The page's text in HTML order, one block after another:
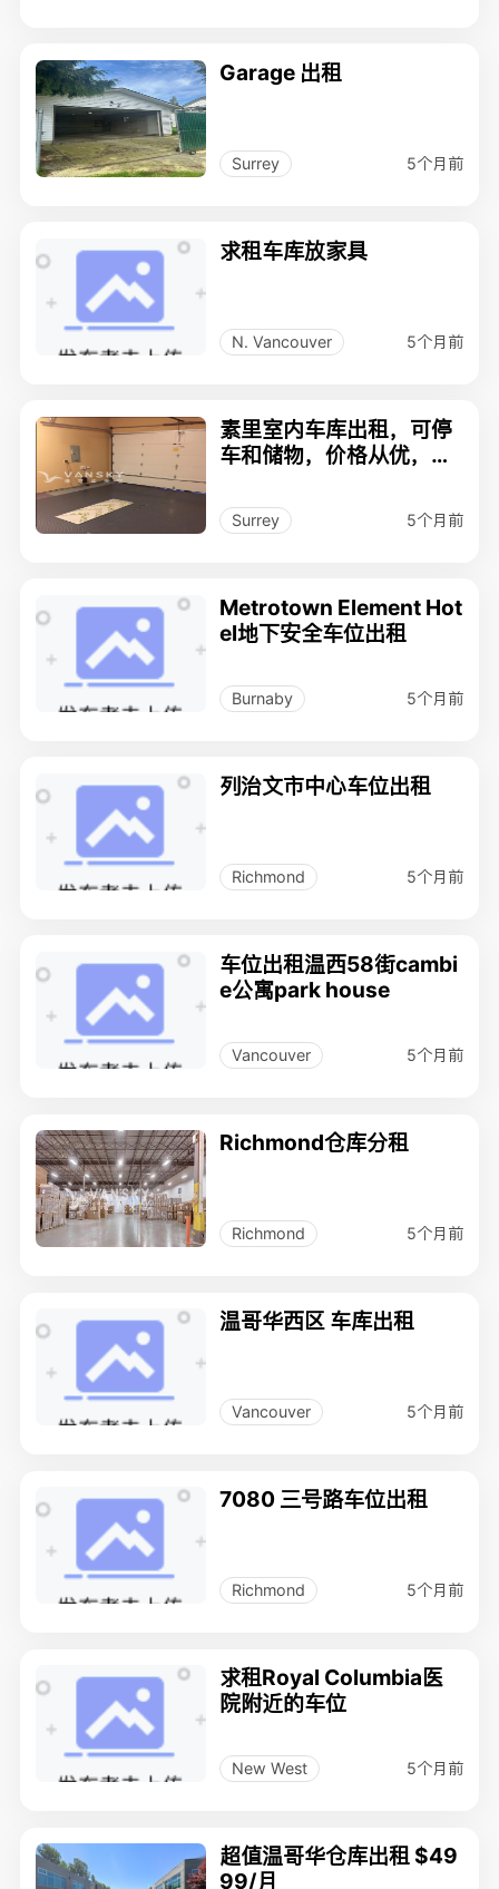
Garage 出租
Surrey 5个月前
求租车库放家具
N. Vancouver 5个月前
素里室内车库出租，可停
车和储物，价格从优，有
948
Surrey 5个月前
Metrotown Element Hot
el地下安全车位出租
Burnaby 5个月前
列治文市中心车位出租
Richmond 5个月前
车位出租温西58街cambi
e公寓park house
Vancouver 5个月前
Richmond仓库分租
Richmond 5个月前
温哥华西区 车库出租
Vancouver 5个月前
7080 三号路车位出租
Richmond 5个月前
求租Royal Columbia医
院附近的车位
New West 5个月前
超值温哥华仓库出租 $49
99/月